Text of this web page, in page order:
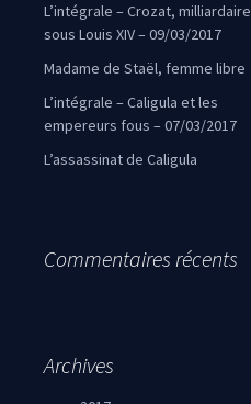
L’intégrale – Crozat, milliardaire
sous Louis XIV – 09/03/2017
Madame de Staël, femme libre
L’intégrale – Caligula et les
empereurs fous – 07/03/2017
L’assassinat de Caligula
Commentaires récents
Archives